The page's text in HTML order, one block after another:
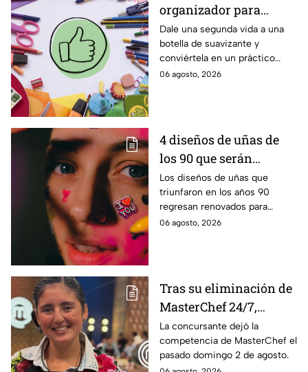
organizador para
libretas con una botella
de suavizante
Dale una segunda vida a una
botella de suavizante y
conviértela en un práctico
organizador para guardar
06 agosto, 2026
4 diseños de uñas de
los 90 que serán
tendencia en 2026
Los diseños de uñas que
triunfaron en los años 90
regresan renovados para
convertirse en la inspiración
06 agosto, 2026
Tras su eliminación de
MasterChef 24/7,
Jazmín regresa a casa
y vive un emotivo
reencuentro
La concursante dejó la
competencia de MasterChef el
pasado domingo 2 de agosto.